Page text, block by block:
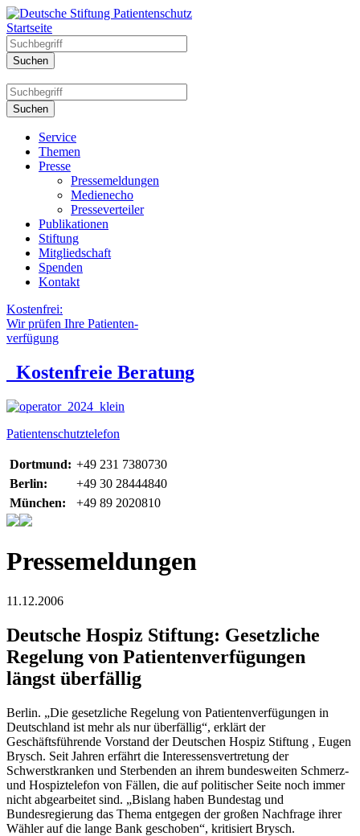
Startseite
Service
Themen
Presse
Pressemeldungen
Medienecho
Presseverteiler
Publikationen
Stiftung
Mitgliedschaft
Spenden
Kontakt
Kostenfrei:
Wir prüfen Ihre Patienten-
verfügung
Kostenfreie Beratung
Patientenschutztelefon
Dortmund: +49 231 7380730
Berlin:
+49 30 28444840
München:
+49 89 2020810
Pressemeldungen
11.12.2006
Deutsche Hospiz Stiftung: Gesetzliche
Regelung von Patientenverfügungen
längst überfällig
Berlin. „Die gesetzliche Regelung von Patientenverfügungen in
Deutschland ist mehr als nur überfällig“, erklärt der
Geschäftsführende Vorstand der Deutschen Hospiz Stiftung , Eugen
Brysch. Seit Jahren erfährt die Interessensvertretung der
Schwerstkranken und Sterbenden an ihrem bundesweiten Schmerz-
und Hospiztelefon von Fällen, die auf politischer Seite noch immer
nicht abgearbeitet sind. „Bislang haben Bundestag und
Bundesregierung das Thema entgegen der großen Nachfrage ihrer
Wähler auf die lange Bank geschoben“, kritisiert Brysch.